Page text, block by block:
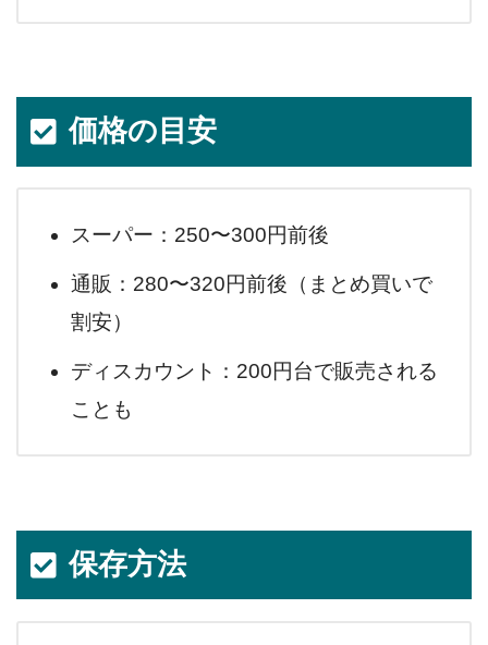
価格の目安
スーパー：250〜300円前後
通販：280〜320円前後（まとめ買いで
割安）
ディスカウント：200円台で販売される
ことも
保存方法